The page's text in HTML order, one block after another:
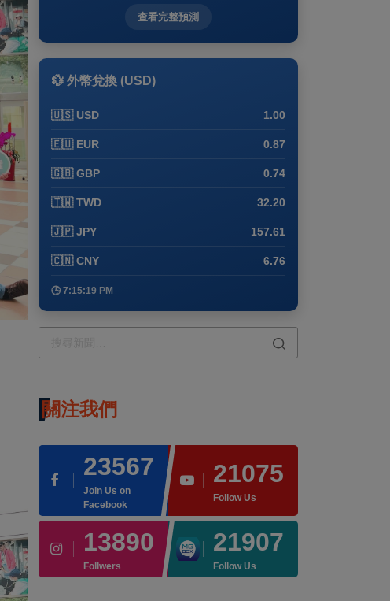
查看完整預測
💱 外幣兌換 (USD)
🇺🇸 USD 1.00
🇪🇺 EUR 0.87
🇬🇧 GBP 0.74
🇹🇼 TWD 32.20
🇯🇵 JPY 157.61
🇨🇳 CNY 6.76
🕒 7:15:19 PM
關注我們
23567
Join Us on
Facebook
21075
Follow Us
13890
Follwers
21907
Follow Us